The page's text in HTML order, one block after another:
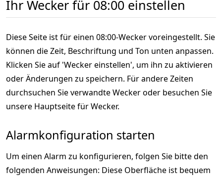
Ihr Wecker für 08:00 einstellen
Diese Seite ist für einen 08:00-Wecker voreingestellt. Sie
können die Zeit, Beschriftung und Ton unten anpassen.
Klicken Sie auf 'Wecker einstellen', um ihn zu aktivieren
oder Änderungen zu speichern. Für andere Zeiten
durchsuchen Sie verwandte Wecker oder besuchen Sie
unsere Hauptseite für Wecker.
Alarmkonfiguration starten
Um einen Alarm zu konfigurieren, folgen Sie bitte den
folgenden Anweisungen: Diese Oberfläche ist bequem